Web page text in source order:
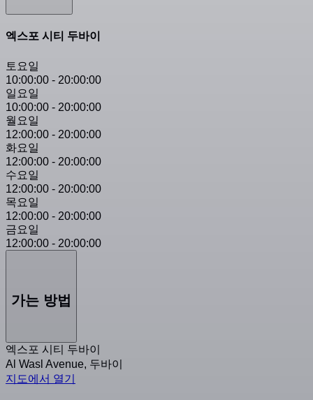
엑스포 시티 두바이
토요일
10:00:00 - 20:00:00
일요일
10:00:00 - 20:00:00
월요일
12:00:00 - 20:00:00
화요일
12:00:00 - 20:00:00
수요일
12:00:00 - 20:00:00
목요일
12:00:00 - 20:00:00
금요일
12:00:00 - 20:00:00
가는 방법
엑스포 시티 두바이
Al Wasl Avenue, 두바이
지도에서 열기